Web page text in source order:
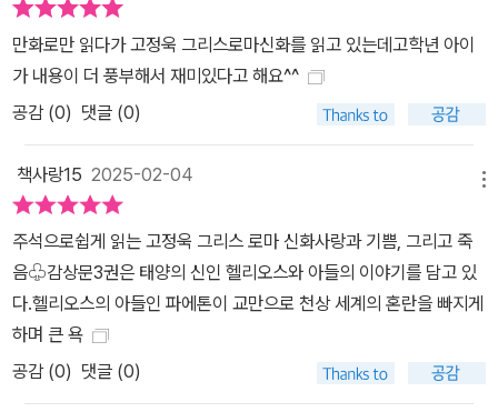
만화로만 읽다가 고정욱 그리스로마신화를 읽고 있는데고학년 아이
가 내용이 더 풍부해서 재미있다고 해요^^
공감 (0) 댓글 (0)
책사랑15 2025-02-04
주석으로쉽게 읽는 고정욱 그리스 로마 신화사랑과 기쁨, 그리고 죽
음♧감상문3권은 태양의 신인 헬리오스와 아들의 이야기를 담고 있
다.헬리오스의 아들인 파에톤이 교만으로 천상 세계의 혼란을 빠지게
하며 큰 욕
공감 (0) 댓글 (0)